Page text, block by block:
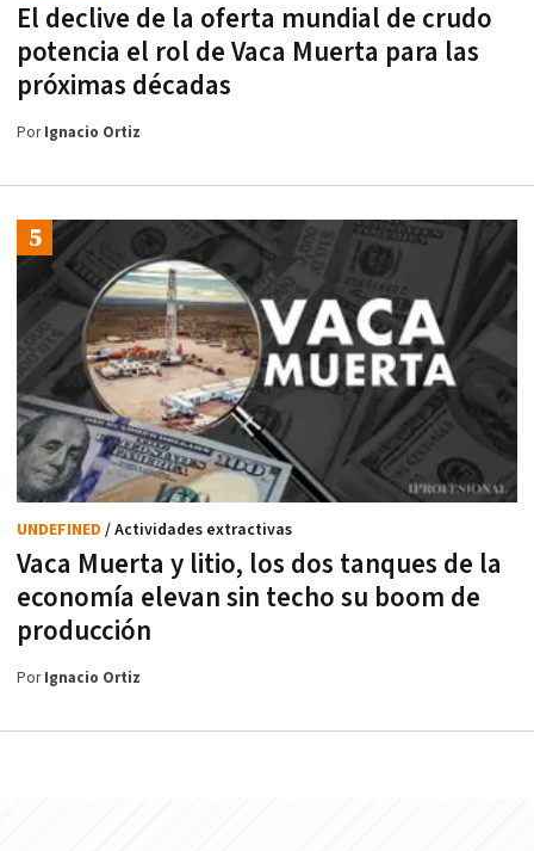
El declive de la oferta mundial de crudo
potencia el rol de Vaca Muerta para las
próximas décadas
PorIgnacio Ortiz
Vaca Muerta y litio, los dos tanques de la
economía elevan sin techo su boom de
producción
UNDEFINED / Actividades extractivas
PorIgnacio Ortiz